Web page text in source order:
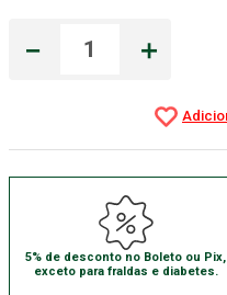
＋
－
5% de desconto no Boleto ou Pix,
exceto para fraldas e diabetes.